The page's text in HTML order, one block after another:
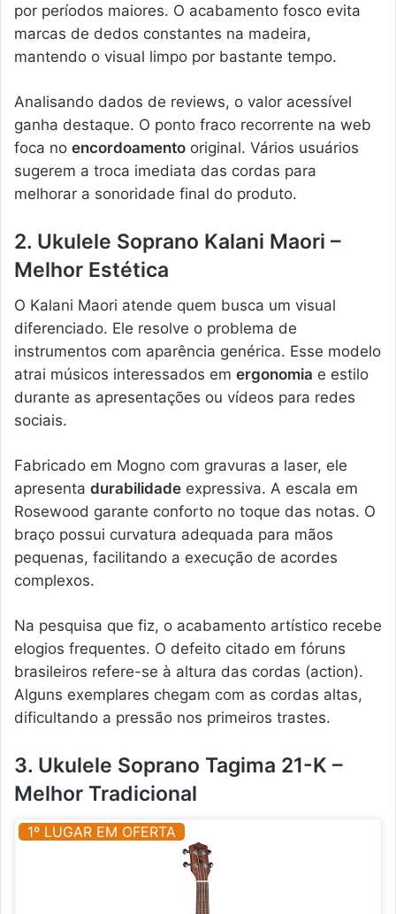
por períodos maiores. O acabamento fosco evita
marcas de dedos constantes na madeira,
mantendo o visual limpo por bastante tempo.
Analisando dados de reviews, o valor acessível
ganha destaque. O ponto fraco recorrente na web
foca no encordoamento original. Vários usuários
sugerem a troca imediata das cordas para
melhorar a sonoridade final do produto.
2. Ukulele Soprano Kalani Maori –
Melhor Estética
O Kalani Maori atende quem busca um visual
diferenciado. Ele resolve o problema de
instrumentos com aparência genérica. Esse modelo
atrai músicos interessados em ergonomia e estilo
durante as apresentações ou vídeos para redes
sociais.
Fabricado em Mogno com gravuras a laser, ele
apresenta durabilidade expressiva. A escala em
Rosewood garante conforto no toque das notas. O
braço possui curvatura adequada para mãos
pequenas, facilitando a execução de acordes
complexos.
Na pesquisa que fiz, o acabamento artístico recebe
elogios frequentes. O defeito citado em fóruns
brasileiros refere-se à altura das cordas (action).
Alguns exemplares chegam com as cordas altas,
dificultando a pressão nos primeiros trastes.
3. Ukulele Soprano Tagima 21-K –
Melhor Tradicional
1º LUGAR EM OFERTA